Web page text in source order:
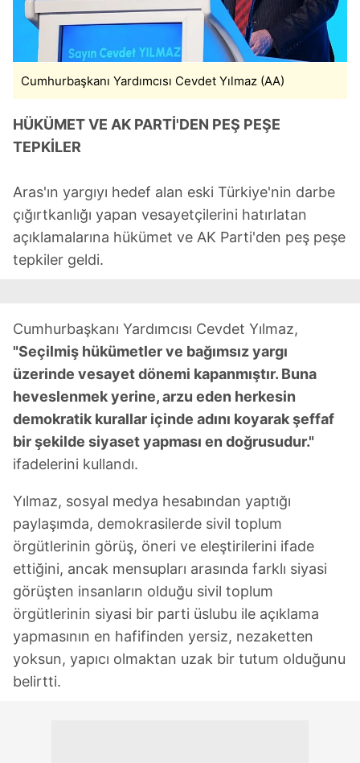
Cumhurbaşkanı Yardımcısı Cevdet Yılmaz (AA)
HÜKÜMET VE AK PARTİ'DEN PEŞ PEŞE
TEPKİLER
Aras'ın yargıyı hedef alan eski Türkiye'nin darbe
çığırtkanlığı yapan vesayetçilerini hatırlatan
açıklamalarına hükümet ve AK Parti'den peş peşe
tepkiler geldi.
Cumhurbaşkanı Yardımcısı Cevdet Yılmaz,
"Seçilmiş hükümetler ve bağımsız yargı
üzerinde vesayet dönemi kapanmıştır. Buna
heveslenmek yerine, arzu eden herkesin
demokratik kurallar içinde adını koyarak şeffaf
bir şekilde siyaset yapması en doğrusudur."
ifadelerini kullandı.
Yılmaz, sosyal medya hesabından yaptığı
paylaşımda, demokrasilerde sivil toplum
örgütlerinin görüş, öneri ve eleştirilerini ifade
ettiğini, ancak mensupları arasında farklı siyasi
görüşten insanların olduğu sivil toplum
örgütlerinin siyasi bir parti üslubu ile açıklama
yapmasının en hafifinden yersiz, nezaketten
yoksun, yapıcı olmaktan uzak bir tutum olduğunu
belirtti.